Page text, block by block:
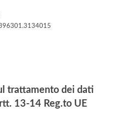
trattamento dei dati
13-14 Reg.to UE